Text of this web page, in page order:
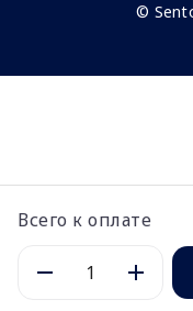
Всего к оплате
©